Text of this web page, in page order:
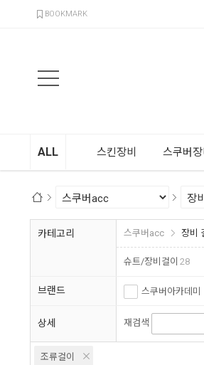
BOOKMARK
ALL 스킨장비 스쿠버장
카테고리 스쿠버acc 장비
슈트/장비걸이 28
브랜드 스쿠버아카데미
상세 재검색
조류걸이